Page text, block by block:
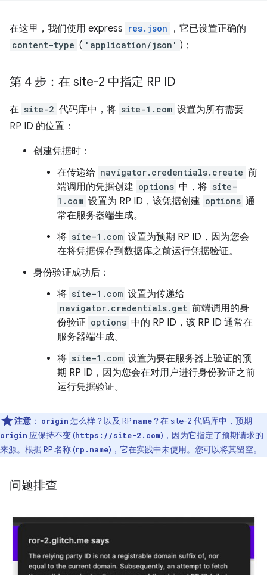
在这里，我们使用 express res.json ，它已设置正确的
content-type ( 'application/json' )；
第 4 步：在 site-2 中指定 RP ID
在 site-2 代码库中，将 site-1.com 设置为所有需要
RP ID 的位置：
创建凭据时：
在传递给 navigator.credentials.create 前
端调用的凭据创建 options 中，将 site-
1.com 设置为 RP ID，该凭据创建 options 通
常在服务器端生成。
将 site-1.com 设置为预期 RP ID，因为您会
在将凭据保存到数据库之前运行凭据验证。
身份验证成功后：
将 site-1.com 设置为传递给
navigator.credentials.get 前端调用的身
份验证 options 中的 RP ID，该 RP ID 通常在
服务器端生成。
将 site-1.com 设置为要在服务器上验证的预
期 RP ID，因为您会在对用户进行身份验证之前
运行凭据验证。
注意 ： origin 怎么样？以及 RP name ？在 site-2 代码库中，预期
origin 应保持不变 (https://site-2.com)，因为它指定了预期请求的
来源。根据 RP 名称 (rp.name)，它在实践中未使用。您可以将其留空。
问题排查